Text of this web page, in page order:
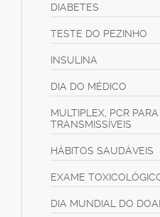
DIABETES
TESTE DO PEZINHO
INSULINA
DIA DO MÉDICO
MULTIPLEX, PCR
TRANSMISSÍVEIS
HÁBITOS SAUDÁVEIS
EXAME
DIA MUNDIAL DO